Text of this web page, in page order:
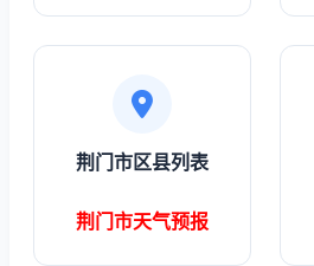
荆门市区县列表
荆门市天气预报